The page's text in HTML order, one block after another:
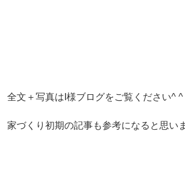
全文＋写真はI様ブログをご覧ください^ ^
家づくり初期の記事も参考になると思い